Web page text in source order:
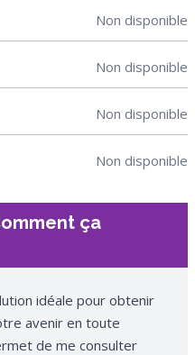
Non disponible
Non disponible
Non disponible
Non disponible
ça
idéale pour obtenir
avenir en toute
de me consulter